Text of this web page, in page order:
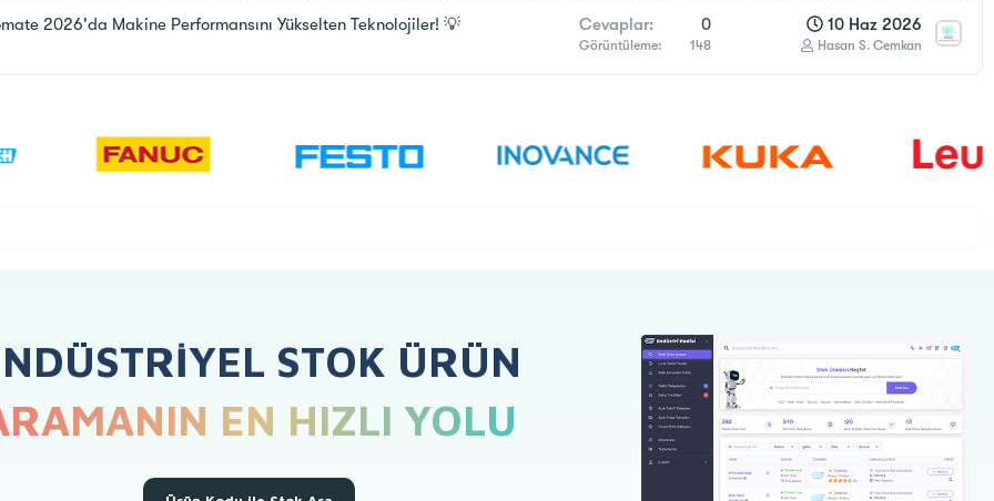
2026'da Makine Performansını Yükselten Teknolojiler! 💡 Cevaplar 0
Görüntüleme 148
10 Haz 2026
Hasan S. Cemkan
STOK ÜRÜN
EN HIZLI YOLU